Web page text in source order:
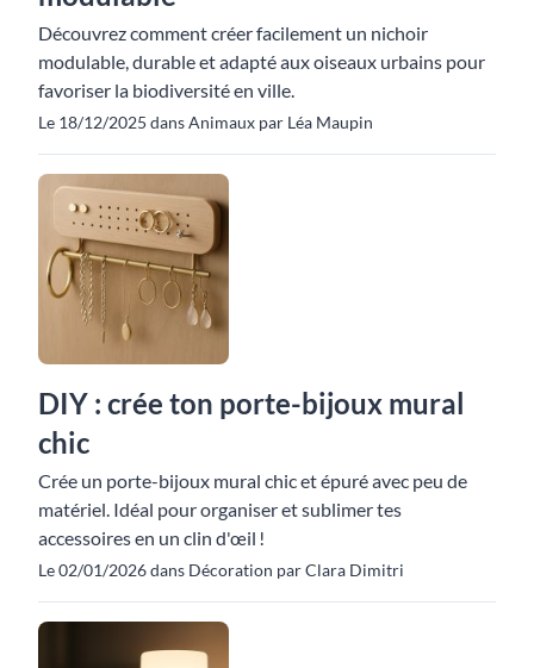
Découvrez comment créer facilement un nichoir
modulable, durable et adapté aux oiseaux urbains pour
favoriser la biodiversité en ville.
Le 18/12/2025 dans Animaux par Léa Maupin
DIY : crée ton porte-bijoux mural
chic
Crée un porte-bijoux mural chic et épuré avec peu de
matériel. Idéal pour organiser et sublimer tes
accessoires en un clin d'œil !
Le 02/01/2026 dans Décoration par Clara Dimitri